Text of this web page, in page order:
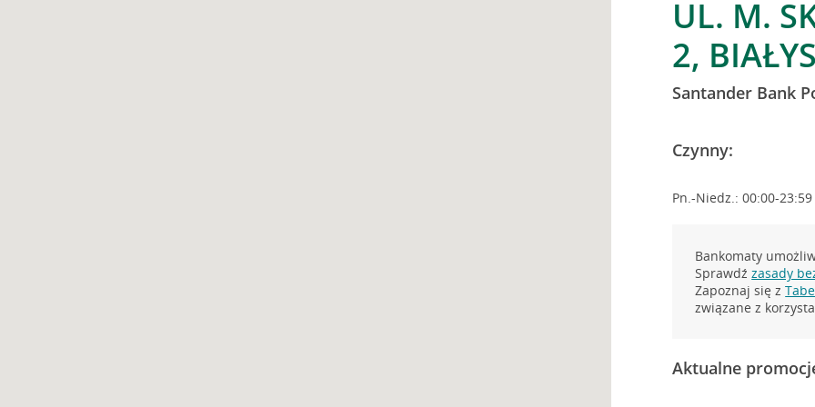
UL. M.
2,
Santander Bank
Czynny:
Pn.-Niedz.: 00:00-23:59
Bankomaty
Sprawdźzasady
Zapoznaj się z
związane z
Aktualne